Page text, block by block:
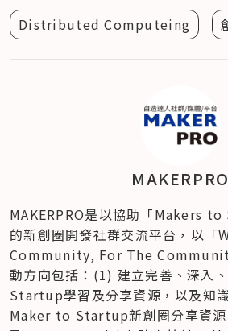
Distributed Computeing
MAKERPRO
MAKERPRO是以協助「Makers
的新創圈開發社群交流平台，以
Community, For The
動方向包括：(1) 建立完善、深入
Startup學習及分享資源，以及知
Maker to Startup新創圈分享資源